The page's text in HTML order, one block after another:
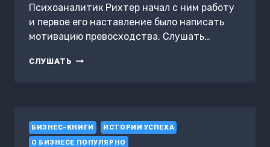
САММАРИ
Психоаналитик Рихтер начал с ним работу
и первое его наставление было написать
мотивацию превосходства. Слушать…
СЛУШАТЬ ПО
БИЗНЕС-КНИГИ
ИСТОРИИ УСПЕХА
О БИЗНЕСЕ ПОПУЛЯРНО